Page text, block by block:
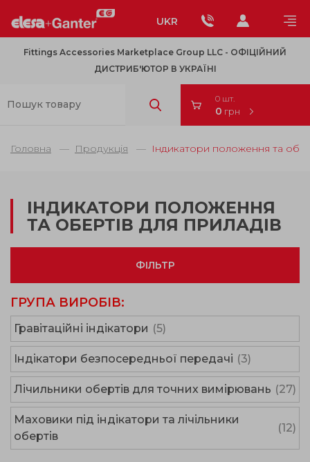
UKR
Fittings Accessories Marketplace Group LLC - OФІЦІЙНИЙ
ДИСТРИБ'ЮТОР В УКРАЇНІ
0 шт.
0 грн
Головна Продукція Індикатори положення та
ІНДИКАТОРИ ПОЛОЖЕННЯ
ТА ОБЕРТІВ ДЛЯ ПРИЛАДІВ
ФІЛЬТР
ГРУПА ВИРОБІВ:
Гравітаційні індікатори (5)
Індікатори безпосередньої передачі (3)
Лічильники обертів для точних вимірювань (27)
Маховики під індікатори та лічільники
обертів
(12)